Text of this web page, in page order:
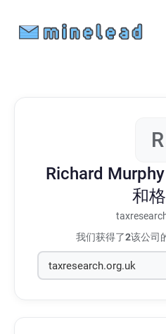
R
Richard Murphy
和
我们获得了2该公司